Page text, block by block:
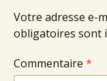
Votre adresse e-
obligatoires sont
Commentaire *